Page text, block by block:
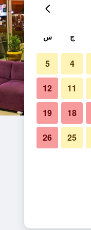
ج س
4
5
11
12
18
19
25
26